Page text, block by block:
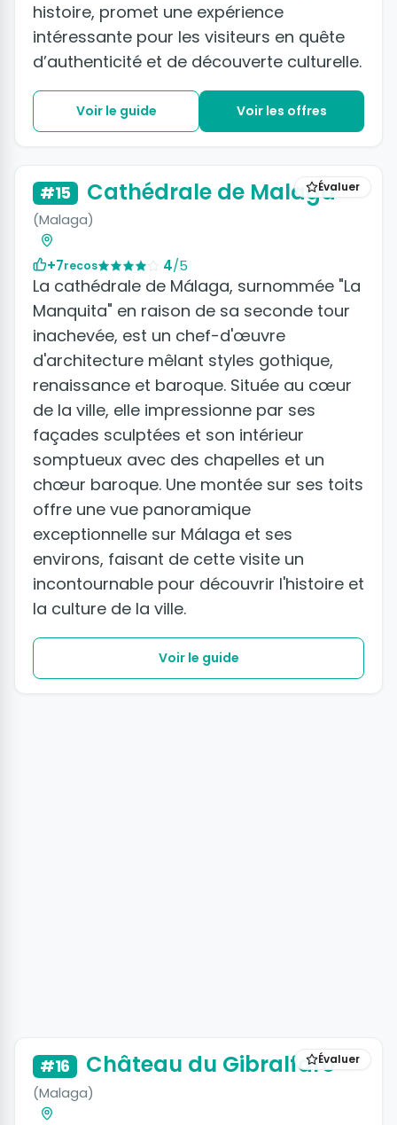
histoire, promet une expérience
intéressante pour les visiteurs en quête
d’authenticité et de découverte culturelle.
Voir le guide Voir les offres
Évaluer
#15 Cathédrale de Malaga
(Malaga)
+7recos 4/5
La cathédrale de Málaga, surnommée "La
Manquita" en raison de sa seconde tour
inachevée, est un chef-d'œuvre
d'architecture mêlant styles gothique,
renaissance et baroque. Située au cœur
de la ville, elle impressionne par ses
façades sculptées et son intérieur
somptueux avec des chapelles et un
chœur baroque. Une montée sur ses toits
offre une vue panoramique
exceptionnelle sur Málaga et ses
environs, faisant de cette visite un
incontournable pour découvrir l'histoire et
la culture de la ville.
Voir le guide
Évaluer
#16 Château du Gibralfaro
(Malaga)